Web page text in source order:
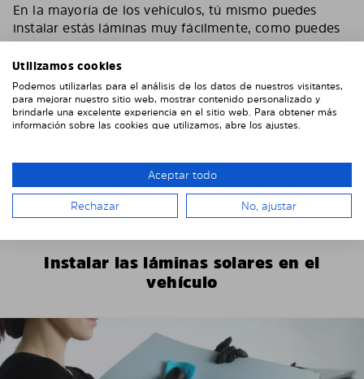
En la mayoría de los vehículos, tú mismo puedes
instalar estás láminas muy fácilmente, como puedes
ver en el video.
Según el número de láminas y el vehículo, puedes
tardar entre 15 y 30 minutos.
Puede encontrar más instrucciones de instalación
Si tienes algún problema o pregunta durante el
montaje, no dudes en ponerte en contacto con
nosotros. Envíanos algunas fotos, eso nos ayudará
mucho.
Instalar las láminas solares en el
vehículo
Utilizamos cookies
Podemos utilizarlas para el análisis de los datos de nuestros visitantes,
para mejorar nuestro sitio web, mostrar contenido personalizado y
brindarle una excelente experiencia en el sitio web. Para obtener más
información sobre las cookies que utilizamos, abre los ajustes.
Aceptar todo
Rechazar No, ajustar